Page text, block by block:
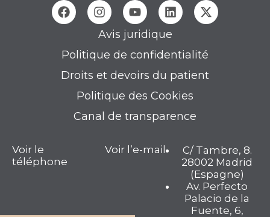
Avis juridique
Politique de confidentialité
Droits et devoirs du patient
Politique des Cookies
Canal de transparence
Voir le
téléphone
Voir l’e-mail
C/ Tambre, 8.
28002 Madrid
(Espagne)
Av. Perfecto
Palacio de la
Fuente, 6,